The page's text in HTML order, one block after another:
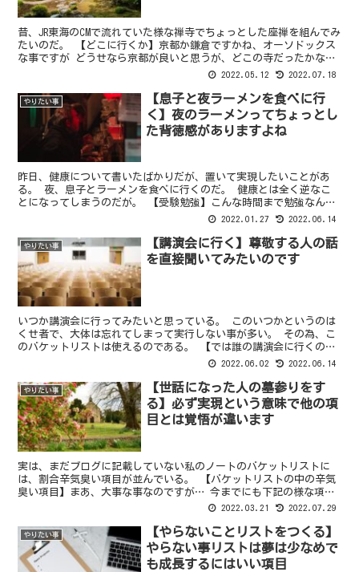
昔、JR東海のCMで流れていた様な禅寺でちょっとした座禅を組んでみ
たいのだ。 【どこに行くか】京都か鎌倉ですかね、オーソドックス
な事ですが どうせなら京都が良いと思うが、どこの寺だったかなど
とは明確に覚えていないし、この際それっぽければどこ...
2022.05.12 2022.07.18
やりたい事
【息子と夜ラーメンを食べに行
く】夜のラーメンってちょっとし
た背徳感がありますよね
昨日、健康について書いたばかりだが、置いて実現したいことがあ
る。 夜、息子とラーメンを食べに行くのだ。 健康とは全く逆なこ
とになってしまうのだが。 【受験勉強】こんな時間まで勉強なんて
今どきの子供も大変ですね 子供は学習塾に通っている。 こ...
2022.01.27 2022.06.14
やりたい事
【講演会に行く】尊敬する人の話
を直接聞いてみたいのです
いつか講演会に行ってみたいと思っている。 このいつかというのは
くせ者で、大体は忘れてしまって実行しない事が多い。 その為、こ
のバケットリストは使えるのである。 【では誰の講演会に行くの
か】養老孟子先生の講演会に行きたい 私のプロフィールでは...
2022.06.02 2022.06.14
やりたい事
【世話になった人の墓参りをす
る】必ず実現という意味で他の項
目とは覚悟が違います
実は、まだブログに記載していない私のノートのバケットリストに
は、割合辛気臭い項目が並んでいる。 【バケットリストの中の辛気
臭い項目】まあ、大事な事なのですが… 今までにも下記の様な項目
が並んでいる訳だが、実はこれでも遠慮しているくらいだ。 ...
2022.03.21 2022.07.29
やりたい事
【やらないことリストをつくる】
やらない事リストは夢は少なめで
も成長するにはいい項目